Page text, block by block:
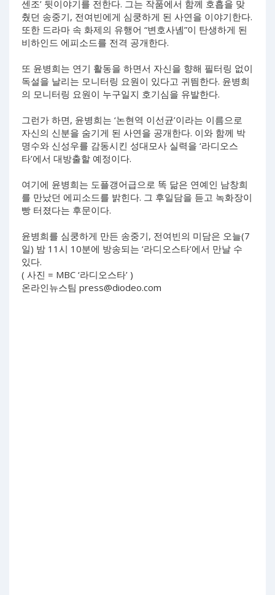
센조’ 뒷이야기를 전한다. 그는 작품에서 함께 호흡을 맞
췄던 송중기, 전여빈에게 심쿵하게 된 사연을 이야기한다.
또한 드라마 속 화제의 유행어 “변호사녬”이 탄생하게 된
비하인드 에피소드를 전격 공개한다.
또 윤병희는 연기 활동을 하면서 자신을 향해 필터링 없이
독설을 날리는 모니터링 요원이 있다고 귀띔한다. 윤병희
의 모니터링 요원이 누구일지 호기심을 유발한다.
그런가 하면, 윤병희는 ‘논현역 이선균’이라는 이름으로
자신의 신분을 숨기게 된 사연을 공개한다. 이와 함께 박
명수와 신성우를 감동시킨 성대모사 실력을 ‘라디오스
타’에서 대방출할 예정이다.
여기에 윤병희는 도플갱어급으로 똑 닮은 연예인 남창희
를 만났던 에피소드를 밝힌다. 그 후일담을 듣고 녹화장이
빵 터졌다는 후문이다.
윤병희를 심쿵하게 만든 송중기, 전여빈의 미담은 오늘(7
일) 밤 11시 10분에 방송되는 ‘라디오스타’에서 만날 수
있다.
( 사진 = MBC ‘라디오스타’ )
온라인뉴스팀 press@diodeo.com